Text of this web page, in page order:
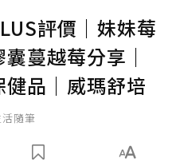
評價｜妹妹莓
蔓越莓分享｜
品｜威瑪舒培
隨筆